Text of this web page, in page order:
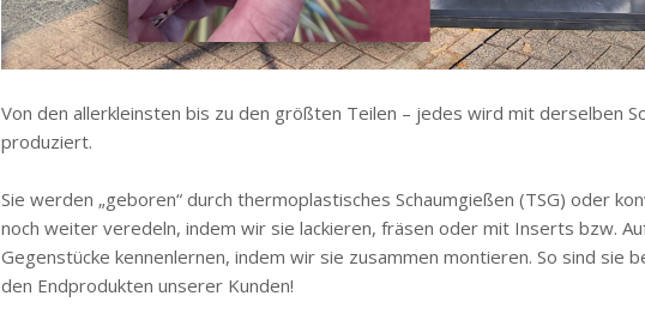
Von den allerkleinsten bis zu den größten Teilen – jedes wird mit derselben
produziert.
Sie werden „geboren“ durch thermoplastisches Schaumgießen (TSG) oder
noch weiter veredeln, indem wir sie lackieren, fräsen oder mit Inserts bzw.
Gegenstücke kennenlernen, indem wir sie zusammen montieren. So sind sie
den Endprodukten unserer Kunden!